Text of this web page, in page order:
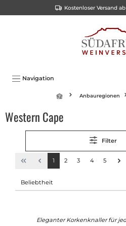
Kostenloser Versand
Navigation
Anbauregionen
Western Cape
Filter
1 2 3 4 5
Eleganter Korkenknaller für